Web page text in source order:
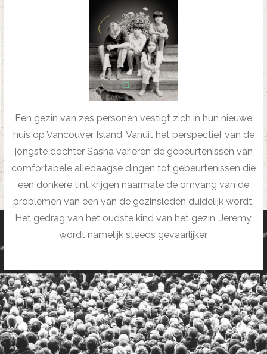
Een gezin van zes personen vestigt zich in hun nieuwe
huis op Vancouver Island. Vanuit het perspectief van de
jongste dochter Sasha variëren de gebeurtenissen van
comfortabele alledaagse dingen tot gebeurtenissen die
een donkere tint krijgen naarmate de omvang van de
problemen van een van de gezinsleden duidelijk wordt.
Het gedrag van het oudste kind van het gezin, Jeremy,
wordt namelijk steeds gevaarlijker.